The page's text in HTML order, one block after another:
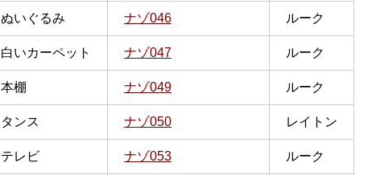
ぬいぐるみ ナゾ046 ルーク
白いカーペット ナゾ047 ルーク
本棚 ナゾ049 ルーク
タンス ナゾ050 レイトン
テレビ ナゾ053 ルーク